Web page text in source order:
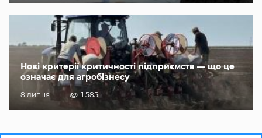
Нові критерії критичності підприємств — що це
означає для агробізнесу
8 липня 1 585